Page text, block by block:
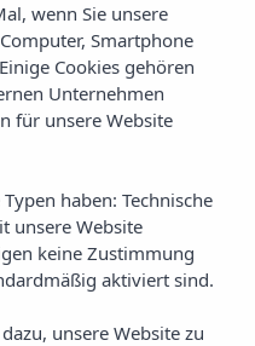
Spa
AKTIONEN
wenn Sie unsere
Smartphone
Cookies gehören
Unternehmen
für unsere Website
haben: Technische
unsere Website
keine Zustimmung
aktiviert sind.
unsere Website zu